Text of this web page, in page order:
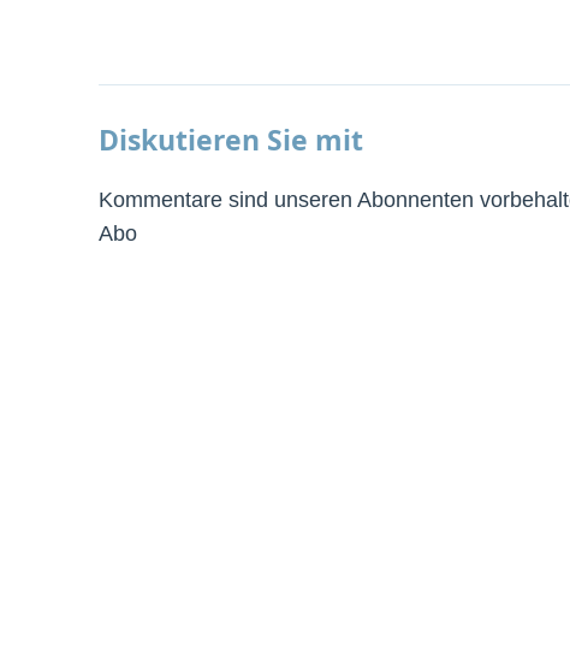
Diskutieren Sie mit
Kommentare sind unseren Abonnenten
Abo